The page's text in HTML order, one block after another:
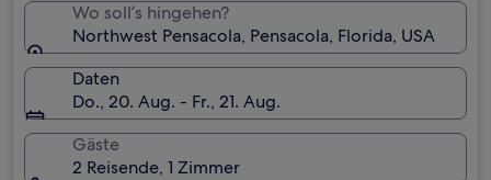
Wo soll’s hingehen?
Northwest Pensacola, Pensacola, Florida, USA
Daten
Do., 20. Aug. - Fr., 21. Aug.
Gäste
2 Reisende, 1 Zimmer